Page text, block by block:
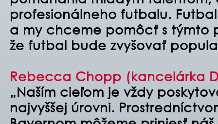
profesionálneho futbalu.
a my chceme pomôcť s týmto
že futbal bude zvyšovať
Rebecca Chopp (kancelárka
„Naším cieľom je vždy
najvyššej úrovni.